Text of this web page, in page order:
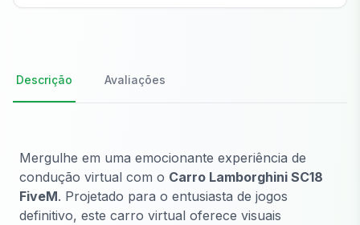
Descrição Avaliações
Mergulhe em uma emocionante experiência de
condução virtual com o Carro Lamborghini SC18
FiveM. Projetado para o entusiasta de jogos
definitivo, este carro virtual oferece visuais